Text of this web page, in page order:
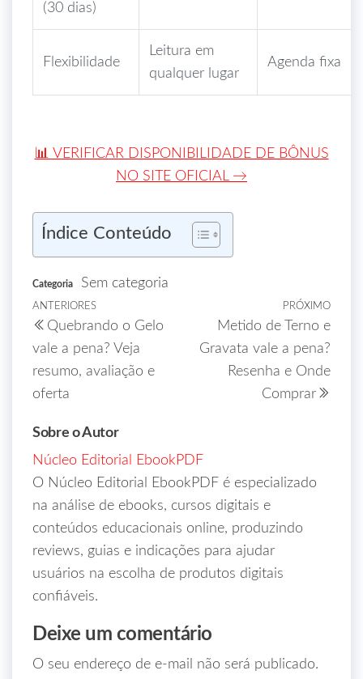
(30 dias)
Flexibilidade
Leitura em
qualquer lugar
Agenda fixa
📊 VERIFICAR DISPONIBILIDADE DE BÔNUS
NO SITE OFICIAL →
Índice Conteúdo
Categoria Sem categoria
ANTERIORES
Quebrando o Gelo
vale a pena? Veja
resumo, avaliação e
oferta
PRÓXIMO
Metido de Terno e
Gravata vale a pena?
Resenha e Onde
Comprar
Sobre o Autor
Núcleo Editorial EbookPDF
O Núcleo Editorial EbookPDF é especializado
na análise de ebooks, cursos digitais e
conteúdos educacionais online, produzindo
reviews, guias e indicações para ajudar
usuários na escolha de produtos digitais
confiáveis.
Deixe um comentário
O seu endereço de e-mail não será publicado.